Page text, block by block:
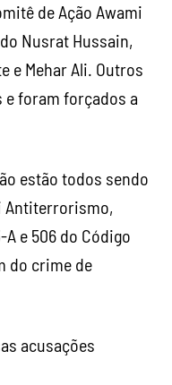
de Ação Awami
Nusrat Hussain,
e Mehar Ali. Outros
foram forçados a
estão todos sendo
Antiterrorismo,
e 506 do Código
do crime de
acusações